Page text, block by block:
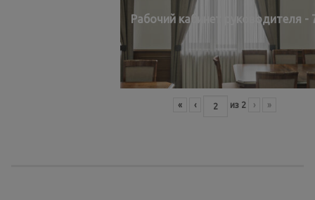
Рабочий кабинет руководителя -
« ‹ из 2 › »